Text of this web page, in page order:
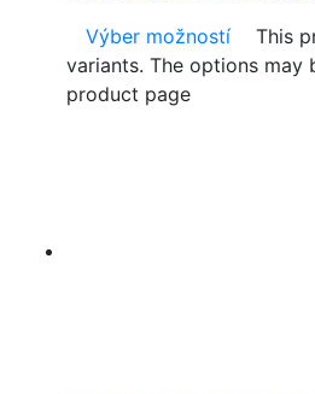
Výber možností
This
variants. The options may
product page